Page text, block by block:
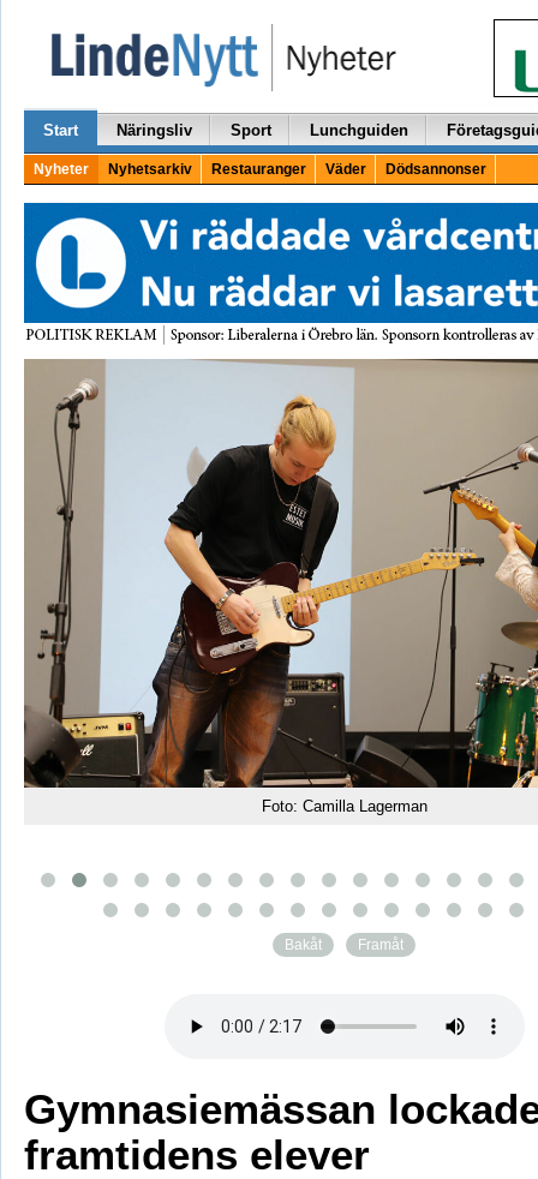
Start Näringsliv Sport Lunchguiden
Nyheter Nyhetsarkiv Restauranger Väder Dödsannonser
Foto: Camilla Lagerman
Bakåt Framåt
Gymnasiemässan
framtidens elever